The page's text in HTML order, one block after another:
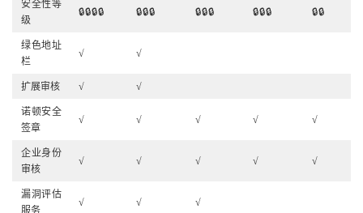
安全性等
级
🔒🔒🔒🔒 🔒🔒🔒 🔒🔒🔒 🔒🔒🔒 🔒🔒
绿色地址
栏
√ √
扩展审核 √ √
诺顿安全
签章
√ √ √ √ √
企业身份
审核
√ √ √ √ √
漏洞评估
服务
√ √ √